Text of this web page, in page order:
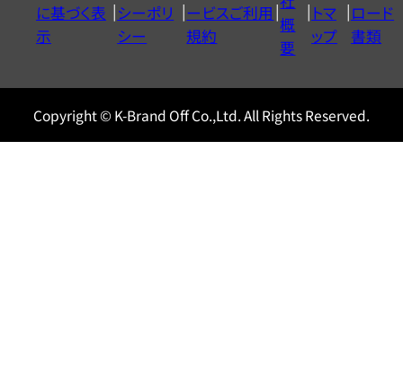
ル
0120604117
に基づく表
示
シーポリ
シー
ービスご利用
規約
概
要
トマ
ップ
ロード
書類
Copyright © K-Brand Off Co.,Ltd. All Rights Reserved.